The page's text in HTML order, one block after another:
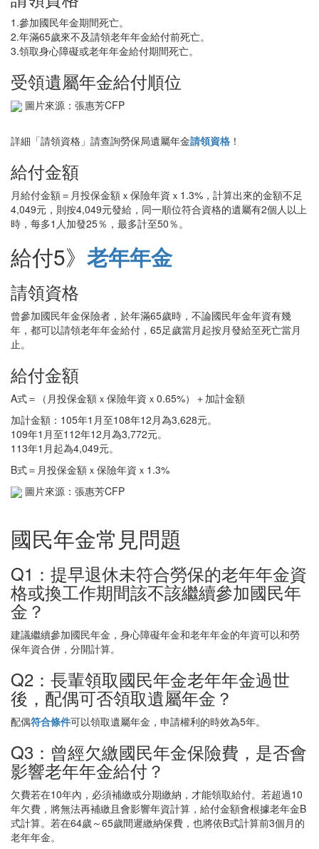
1.參加國民年金期間死亡。
2.年滿65歲來不及請領老年年金給付前死亡。
3.領取身心障礙或老年年金給付期間死亡。
受領遺屬年金給付順位
圖片來源：張惠芳CFP
詳細「請領資格」請查詢勞保局遺屬年金請領資格 ！
給付金額
月給付金額＝月投保金額ｘ保險年資ｘ1.3%，計算出來的金額不足
4,049元，則按4,049元發給，同一順位符合資格的遺屬有2個人以上
時，每多1人加發25％，最多計至50％。
給付5》 老年年金
請領資格
曾參加國民年金保險者，於年滿65歲時，不論國民年金年資有幾
年，都可以請領老年年金給付，65足歲當月起按月發給至死亡當月
止。
給付金額
A式＝（月投保金額ｘ保險年資ｘ0.65%）＋加計金額
加計金額：105年1月至108年12月為3,628元。
109年1月至112年12月為3,772元。
113年1月起為4,049元。
B式＝月投保金額ｘ保險年資ｘ1.3%
圖片來源：張惠芳CFP
國民年金常見問題
Q1：提早退休未符合勞保的老年年金資
格或換工作期間該不該繼續參加國民年
金？
建議繼續參加國民年金，身心障礙年金和老年年金的年資可以和勞
保年資合併，分開計算。
Q2：長輩領取國民年金老年年金過世
後，配偶可否領取遺屬年金？
配偶符合條件可以領取遺屬年金，申請權利的時效為5年。
Q3：曾經欠繳國民年金保險費，是否會
影響老年年金給付？
欠費若在10年內，必須補繳或分期繳納，才能領取給付。若超過10
年欠費，將無法再補繳且會影響年資計算，給付金額會根據老年金B
式計算。若在64歲～65歲間遲繳納保費，也將依B式計算前3個月的
老年年金。